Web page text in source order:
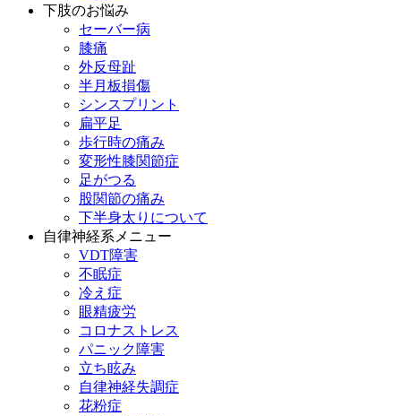
下肢のお悩み
セーバー病
膝痛
外反母趾
半月板損傷
シンスプリント
扁平足
歩行時の痛み
変形性膝関節症
足がつる
股関節の痛み
下半身太りについて
自律神経系メニュー
VDT障害
不眠症
冷え症
眼精疲労
コロナストレス
パニック障害
立ち眩み
自律神経失調症
花粉症